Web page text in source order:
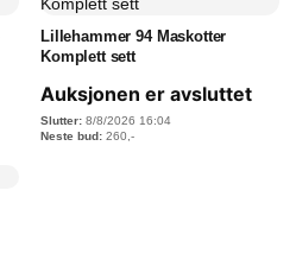
Lillehammer 94 Maskotter
Komplett sett
Auksjonen er avsluttet
8/8/2026 16:04
260 ,-